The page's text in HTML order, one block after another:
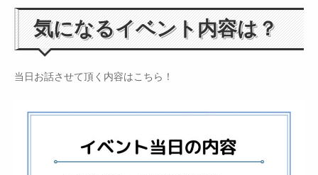
気になるイベント内容は？
当日お話させて頂く内容はこちら！